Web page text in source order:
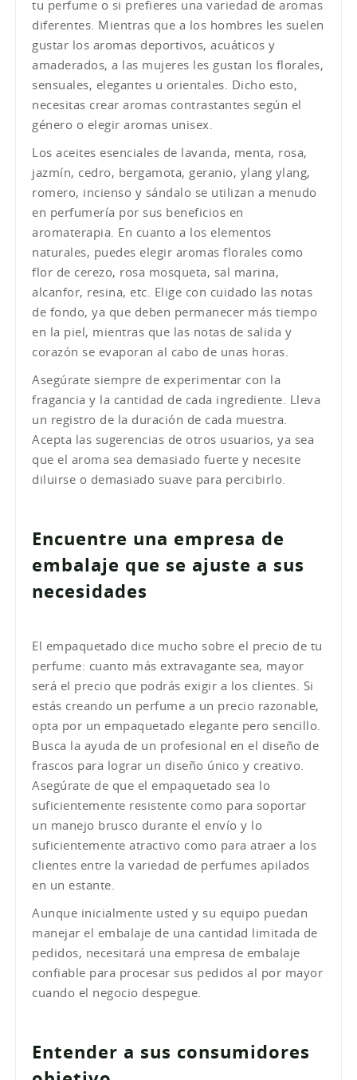
tu perfume o si prefieres una variedad de aromas
diferentes. Mientras que a los hombres les suelen
gustar los aromas deportivos, acuáticos y
amaderados, a las mujeres les gustan los florales,
sensuales, elegantes u orientales. Dicho esto,
necesitas crear aromas contrastantes según el
género o elegir aromas unisex.
Los aceites esenciales de lavanda, menta, rosa,
jazmín, cedro, bergamota, geranio, ylang ylang,
romero, incienso y sándalo se utilizan a menudo
en perfumería por sus beneficios en
aromaterapia. En cuanto a los elementos
naturales, puedes elegir aromas florales como
flor de cerezo, rosa mosqueta, sal marina,
alcanfor, resina, etc. Elige con cuidado las notas
de fondo, ya que deben permanecer más tiempo
en la piel, mientras que las notas de salida y
corazón se evaporan al cabo de unas horas.
Asegúrate siempre de experimentar con la
fragancia y la cantidad de cada ingrediente. Lleva
un registro de la duración de cada muestra.
Acepta las sugerencias de otros usuarios, ya sea
que el aroma sea demasiado fuerte y necesite
diluirse o demasiado suave para percibirlo.
Encuentre una empresa de
embalaje que se ajuste a sus
necesidades
El empaquetado dice mucho sobre el precio de tu
perfume: cuanto más extravagante sea, mayor
será el precio que podrás exigir a los clientes. Si
estás creando un perfume a un precio razonable,
opta por un empaquetado elegante pero sencillo.
Busca la ayuda de un profesional en el diseño de
frascos para lograr un diseño único y creativo.
Asegúrate de que el empaquetado sea lo
suficientemente resistente como para soportar
un manejo brusco durante el envío y lo
suficientemente atractivo como para atraer a los
clientes entre la variedad de perfumes apilados
en un estante.
Aunque inicialmente usted y su equipo puedan
manejar el embalaje de una cantidad limitada de
pedidos, necesitará una empresa de embalaje
confiable para procesar sus pedidos al por mayor
cuando el negocio despegue.
Entender a sus consumidores